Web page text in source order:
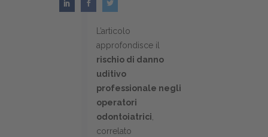
L’articolo
approfondisce il
rischio di danno
uditivo
professionale negli
operatori
odontoiatrici,
correlato